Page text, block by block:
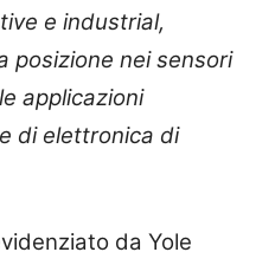
e industrial,
posizione nei sensori
applicazioni
di elettronica di
da Yole